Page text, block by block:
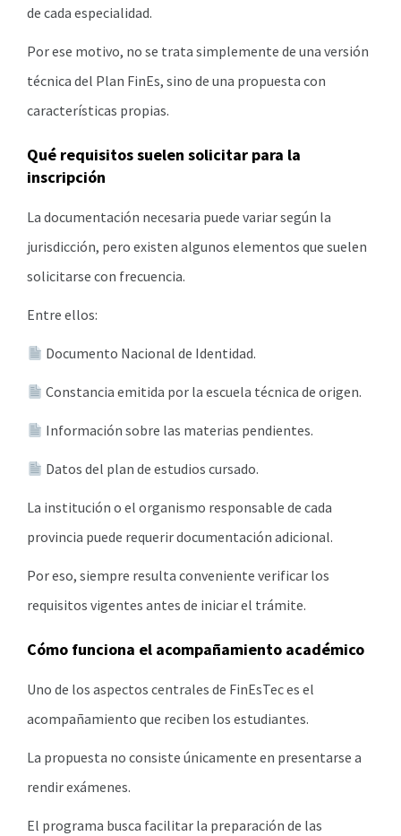
de cada especialidad.
Por ese motivo, no se trata simplemente de una versión
técnica del Plan FinEs, sino de una propuesta con
características propias.
Qué requisitos suelen solicitar para la
inscripción
La documentación necesaria puede variar según la
jurisdicción, pero existen algunos elementos que suelen
solicitarse con frecuencia.
Entre ellos:
Documento Nacional de Identidad.
Constancia emitida por la escuela técnica de origen.
Información sobre las materias pendientes.
Datos del plan de estudios cursado.
La institución o el organismo responsable de cada
provincia puede requerir documentación adicional.
Por eso, siempre resulta conveniente verificar los
requisitos vigentes antes de iniciar el trámite.
Cómo funciona el acompañamiento académico
Uno de los aspectos centrales de FinEsTec es el
acompañamiento que reciben los estudiantes.
La propuesta no consiste únicamente en presentarse a
rendir exámenes.
El programa busca facilitar la preparación de las